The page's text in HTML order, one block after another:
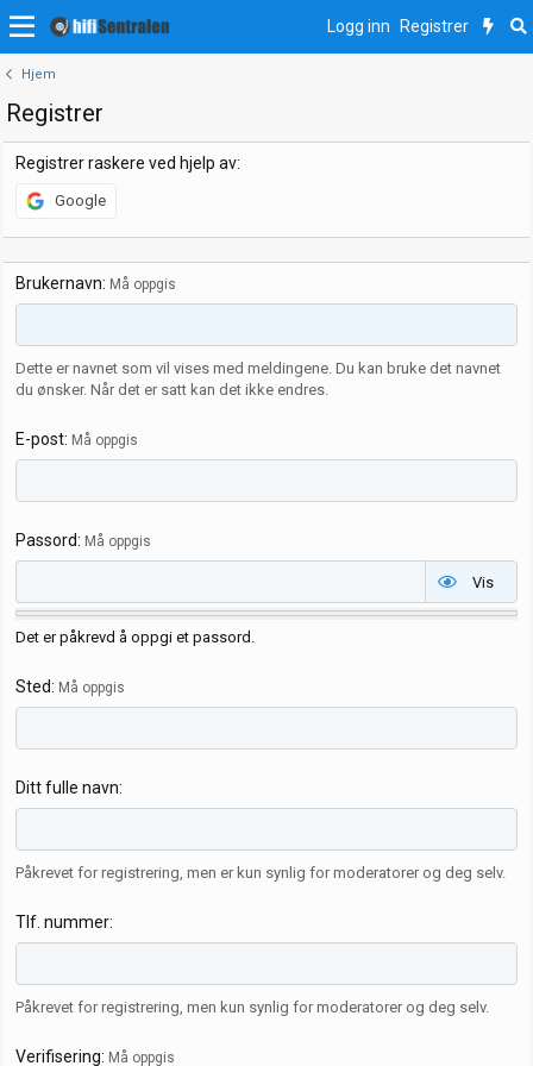
Logg inn Registrer
Hjem
Registrer
Registrer raskere ved hjelp av
Google
Brukernavn Må oppgis
Dette er navnet som vil vises med meldingene. Du kan bruke det navnet
du ønsker. Når det er satt kan det ikke endres.
E-post Må oppgis
Passord Må oppgis
Vis
Det er påkrevd å oppgi et passord.
Sted Må oppgis
Ditt fulle navn
Påkrevet for registrering, men er kun synlig for moderatorer og deg selv.
Tlf. nummer
Påkrevet for registrering, men kun synlig for moderatorer og deg selv.
Verifisering Må oppgis